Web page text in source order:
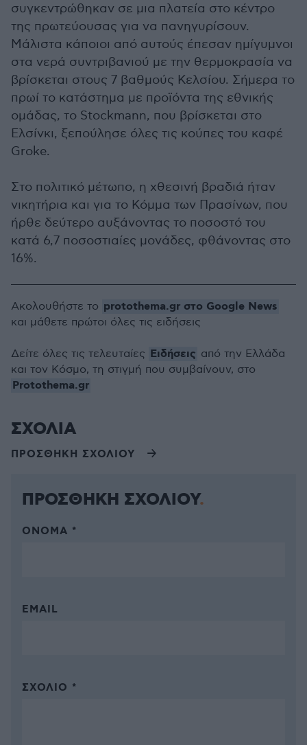
συγκεντρώθηκαν σε μια πλατεία στο κέντρο
της πρωτεύουσας για να πανηγυρίσουν.
Μάλιστα κάποιοι από αυτούς έπεσαν ημίγυμνοι
στα νερά συντριβανιού με την θερμοκρασία να
βρίσκεται στους 7 βαθμούς Κελσίου. Σήμερα το
πρωί το κατάστημα με προϊόντα της εθνικής
ομάδας, το Stockmann, που βρίσκεται στο
Ελσίνκι, ξεπούλησε όλες τις κούπες του καφέ
Groke.
Στο πολιτικό μέτωπο, η χθεσινή βραδιά ήταν
νικητήρια και για το Κόμμα των Πρασίνων, που
ήρθε δεύτερο αυξάνοντας το ποσοστό του
κατά 6,7 ποσοστιαίες μονάδες, φθάνοντας στο
16%.
Ακολουθήστε το protothema.gr στο Google News
και μάθετε πρώτοι όλες τις ειδήσεις
Δείτε όλες τις τελευταίες Ειδήσεις από την Ελλάδα
και τον Κόσμο, τη στιγμή που συμβαίνουν, στο
Protothema.gr
ΣΧΟΛΙΑ
ΠΡΟΣΘΗΚΗ ΣΧΟΛΙΟΥ
ΠΡΟΣΘΗΚΗ ΣΧΟΛΙΟΥ
ΌΝΟΜΑ *
EMAIL
ΣΧΌΛΙΟ *